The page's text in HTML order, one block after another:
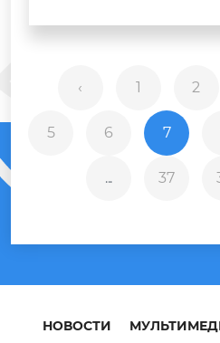
‹ 1 2
5 6 7
... 37
НОВОСТИ